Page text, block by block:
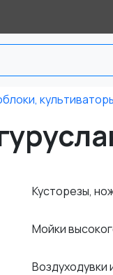
Кусторезы,
Мойки
Воздуходувки